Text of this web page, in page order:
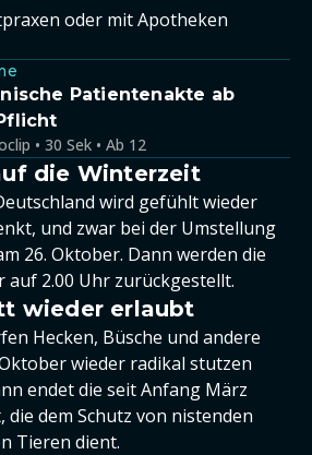
oder mit Apotheken
Patientenakte ab
• 30 Sek • Ab 12
die Winterzeit
wird gefühlt wieder
und zwar bei der Umstellung
26. Oktober. Dann werden die
auf 2.00 Uhr zurückgestellt.
wieder erlaubt
Hecken, Büsche und andere
wieder radikal stutzen
endet die seit Anfang März
die dem Schutz von nistenden
Tieren dient.